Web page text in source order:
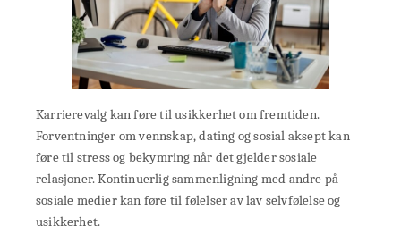
Karrierevalg kan føre til usikkerhet om fremtiden.
Forventninger om vennskap, dating og sosial aksept kan
føre til stress og bekymring når det gjelder sosiale
relasjoner. Kontinuerlig sammenligning med andre på
sosiale medier kan føre til følelser av lav selvfølelse og
usikkerhet.